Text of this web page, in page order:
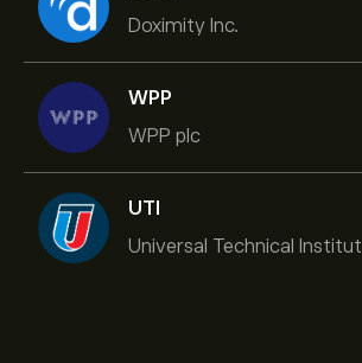
Doximity Inc.
WPP
WPP plc
UTI
Universal Technical Institut